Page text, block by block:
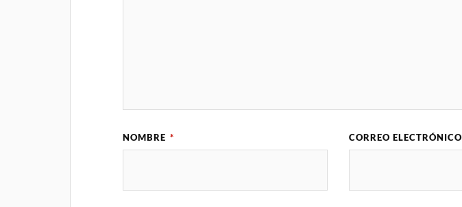
NOMBRE * CORREO ELECTRÓNICO